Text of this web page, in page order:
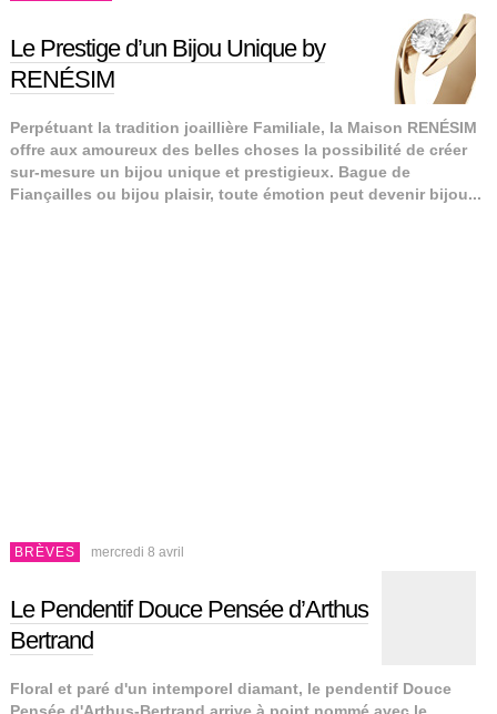
Le Prestige d’un Bijou Unique by
RENÉSIM
Perpétuant la tradition joaillière Familiale, la Maison RENÉSIM
offre aux amoureux des belles choses la possibilité de créer
sur-mesure un bijou unique et prestigieux. Bague de
Fiançailles ou bijou plaisir, toute émotion peut devenir bijou...
BRÈVES mercredi 8 avril
Le Pendentif Douce Pensée d’Arthus
Bertrand
Floral et paré d'un intemporel diamant, le pendentif Douce
Pensée d'Arthus-Bertrand arrive à point nommé avec le